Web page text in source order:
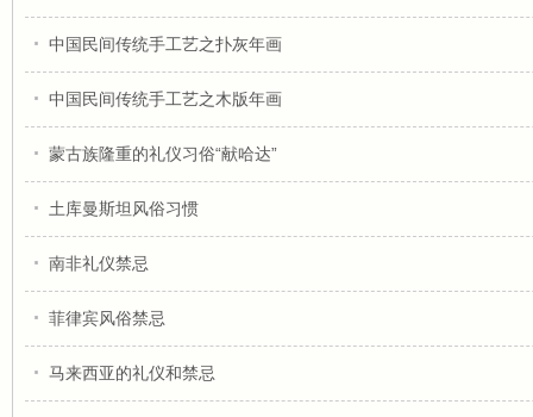
中国民间传统手工艺之扑灰年画
中国民间传统手工艺之木版年画
蒙古族隆重的礼仪习俗“献哈达”
土库曼斯坦风俗习惯
南非礼仪禁忌
菲律宾风俗禁忌
马来西亚的礼仪和禁忌